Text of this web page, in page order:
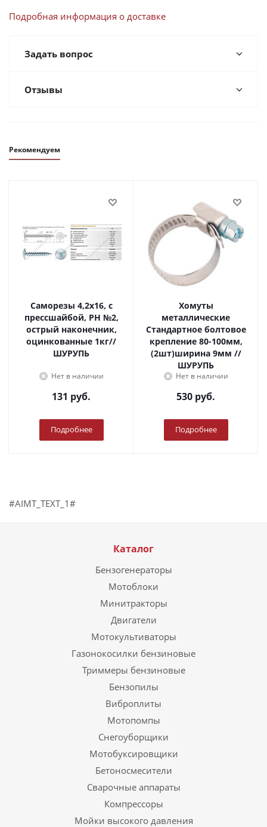
Подробная информация о доставке
Задать вопрос
Отзывы
Рекомендуем
Саморезы 4,2х16, с
прессшайбой, PH №2,
острый наконечник,
оцинкованные 1кг//
ШУРУПЬ
Нет в наличии
131 руб.
Подробнее
Хомуты
металлические
Стандартное болтовое
крепление 80-100мм,
(2шт)ширина 9мм //
ШУРУПЬ
Нет в наличии
530 руб.
Подробнее
#AIMT_TEXT_1#
Каталог
Бензогенераторы
Мотоблоки
Минитракторы
Двигатели
Мотокультиваторы
Газонокосилки бензиновые
Триммеры бензиновые
Бензопилы
Виброплиты
Мотопомпы
Снегоуборщики
Мотобуксировщики
Бетоносмесители
Сварочные аппараты
Компрессоры
Мойки высокого давления